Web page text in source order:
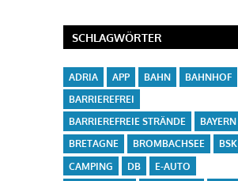
SCHLAGWÖRTER
ADRIA APP BAHN
BAHNHOF
BARRIEREFREI
BARRIEREFREIE STRÄNDE
BAYERN
BRETAGNE
BROMBACHSEE
BSK
CAMPING
DB
E-AUTO